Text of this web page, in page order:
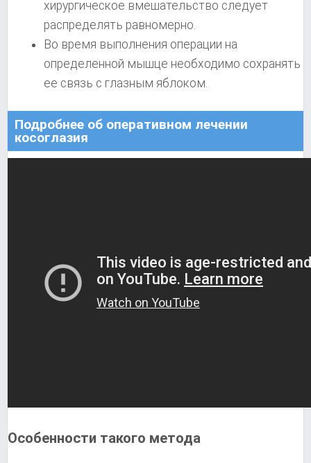
хирургическое вмешательство следует
распределять равномерно.
Во время выполнения операции на
определенной мышце необходимо сохранять
ее связь с глазным яблоком.
Подробнее об оперативном лечении
косоглазия
Особенности такого метода